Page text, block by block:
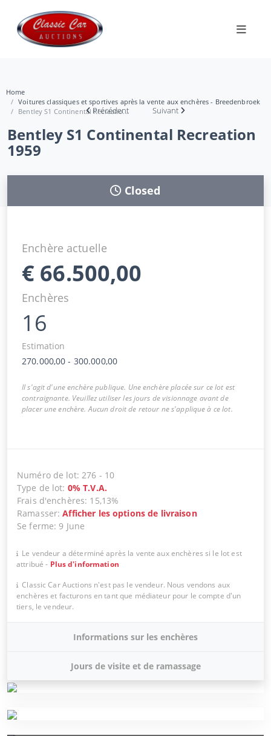
Home
Voitures classiques et sportives après la vente aux enchères - Breedenbroek
Bentley S1 Continental Recreatio...
Précédent Suivant
Bentley S1 Continental Recreation
1959
Closed
Enchère actuelle
€ 66.500,00
Enchères
16
Estimation
270.000,00 - 300.000,00
Il s'agit d'une enchère publique. Une enchère placée sur ce lot est
contraignante. Veuillez utiliser les jours de visionnage avant de
placer une enchère. Aucun droit de retour ne s'applique à ce lot.
Numéro de lot:276 - 10
Type de lot: 0% T.V.A.
Frais d'enchères: 15,13%
Ramasser:Afficher les options de livraison
Se ferme: 9 June
Le vendeur a déterminé après la vente aux enchères si le lot est
attribué - Plus d'information
Classic Car Auctions n'est pas le vendeur. Nous vendons aux
enchères et facturons en tant que médiateur pour le compte d'un
tiers, le vendeur.
Informations sur les enchères
Jours de visite et de ramassage